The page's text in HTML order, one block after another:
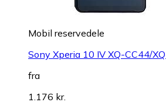
Mobil reservedele
Sony Xperia 10 IV XQ-CC44/
fra
1.176 kr.